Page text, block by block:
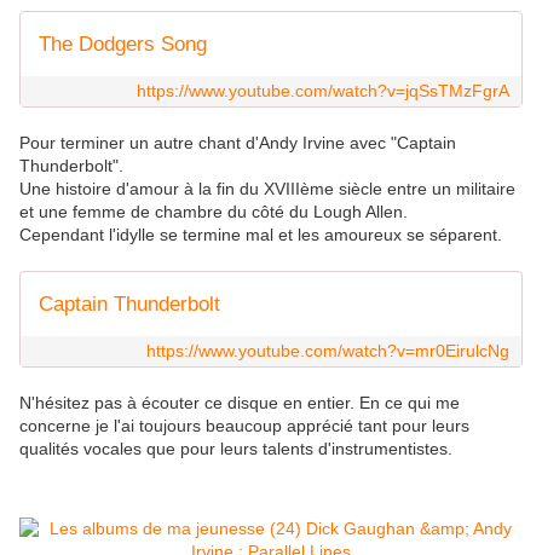
The Dodgers Song
https://www.youtube.com/watch?v=jqSsTMzFgrA
Pour terminer un autre chant d'Andy Irvine avec "Captain
Thunderbolt".
Une histoire d'amour à la fin du XVIIIème siècle entre un militaire
et une femme de chambre du côté du Lough Allen.
Cependant l'idylle se termine mal et les amoureux se séparent.
Captain Thunderbolt
https://www.youtube.com/watch?v=mr0EirulcNg
N'hésitez pas à écouter ce disque en entier. En ce qui me
concerne je l'ai toujours beaucoup apprécié tant pour leurs
qualités vocales que pour leurs talents d'instrumentistes.